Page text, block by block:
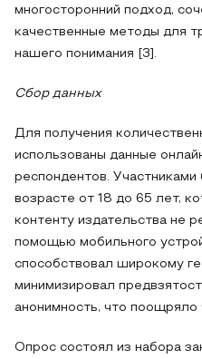
многосторонний подход,
качественные методы для
нашего понимания [3].
Сбор данных
Для получения
использованы данные
респондентов.
возрасте от 18 до 65 лет,
контенту издательства не
помощью мобильного
способствовал широкому
минимизировал
анонимность, что поощряло
Опрос состоял из набора